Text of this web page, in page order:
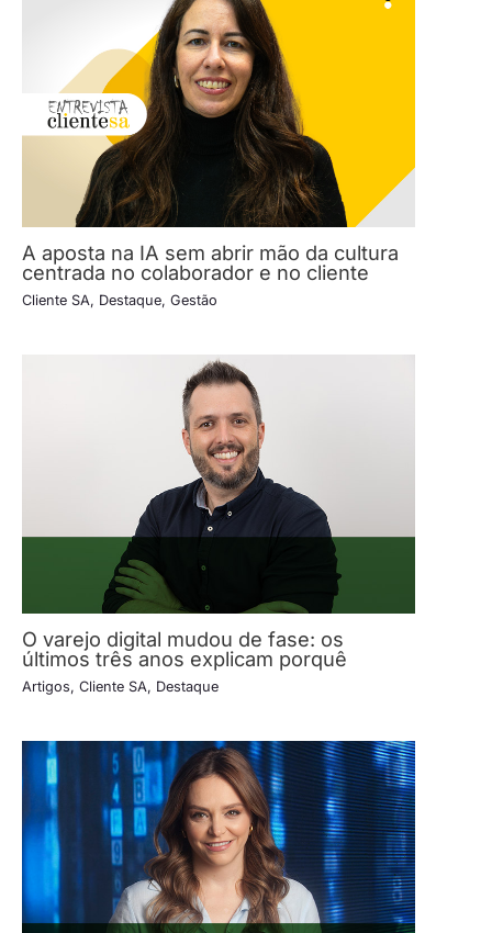
A aposta na IA sem abrir mão da cultura
centrada no colaborador e no cliente
Cliente SA, Destaque, Gestão
O varejo digital mudou de fase: os
últimos três anos explicam porquê
Artigos, Cliente SA, Destaque